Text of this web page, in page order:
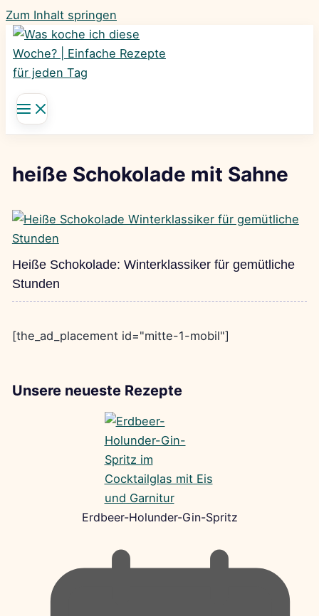
Zum Inhalt springen
heiße Schokolade mit Sahne
Heiße Schokolade: Winterklassiker für gemütliche
Stunden
[the_ad_placement id="mitte-1-mobil"]
Unsere neueste Rezepte
Erdbeer-Holunder-Gin-Spritz